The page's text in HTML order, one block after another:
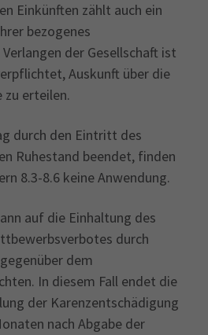
Einkünften zählt auch ein
bezogenes
der Gesellschaft ist
Auskunft über die
zu erteilen.
durch den Eintritt des
Ruhestand beendet, finden
8.3-8.6 keine Anwendung.
auf die Einhaltung des
durch
dem
In diesem Fall endet die
der Karenzentschädigung
nach Abgabe der